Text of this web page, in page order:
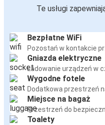
Te usługi
Bezpłatne WiFi
Pozostań w kontakcie
Gniazda elektryczne
Ładowanie urządzeń w
Wygodne fotele
Dodatkowa przestrzeń
Miejsce na bagaż
Przestrzeń do
Toalety